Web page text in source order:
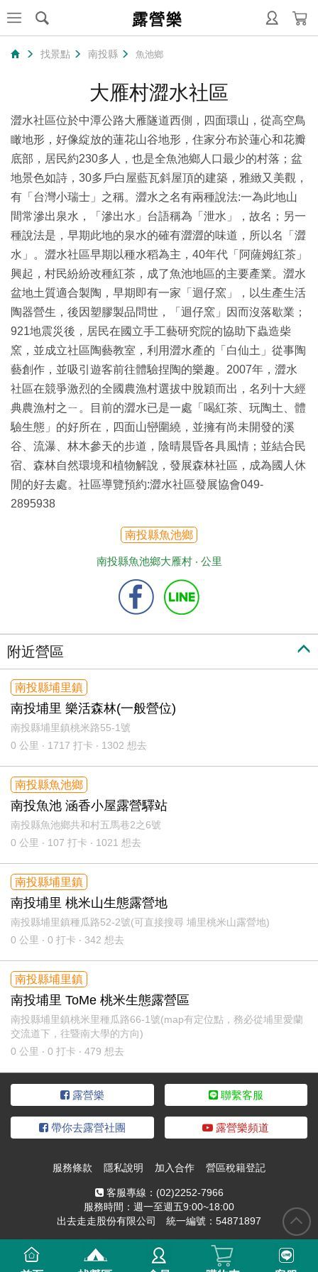
露營樂
找景點 南投縣 魚池鄉
大雁村澀水社區
澀水社區位於中潭公路大雁隧道西側，四面環山，從高空鳥
瞰地形，好像綻放的蓮花山谷地形，住家分布於蓮心和花瓣
底部，居民約230多人，也是全魚池鄉人口最少的村落；盆
地景色如詩，30多戶白屋藍瓦斜屋頂的建築，雅緻又美觀，
有「台灣小瑞士」之稱。澀水之名有兩種說法:一為此地山
間常滲出泉水，「滲出水」台語稱為「泄水」，故名；另一
種說法是，早期此地的泉水的確有澀澀的味道，所以名「澀
水」。澀水社區早期以種水稻為主，40年代「阿薩姆紅茶」
興起，村民紛紛改種紅茶，成了魚池地區的主要產業。澀水
盆地土質適合製陶，早期即有一家「迴仔窯」，以生產生活
陶器營生，後因塑膠製品問世，「迴仔窯」因而沒落歇業；
921地震災後，居民在國立手工藝研究院的協助下蟲造柴
窯，並成立社區陶藝教室，利用澀水產的「白仙土」從事陶
藝創作，並吸引遊客前往體驗捏陶的樂趣。2007年，澀水
社區在競爭激烈的全國農漁村選拔中脫穎而出，名列十大經
典農漁村之ㄧ。目前的澀水已是一處「喝紅茶、玩陶土、體
驗生態」的好所在，四面山巒圍繞，並擁有尚未開發的溪
谷、流瀑、林木參天的步道，陰晴晨昏各具風情；並結合民
宿、森林自然環境和植物解說，發展森林社區，成為國人休
閒的好去處。社區導覽預約:澀水社區發展協會049-
2895938
南投縣魚池鄉
南投縣魚池鄉大雁村 ‧ 公里
附近營區
南投縣埔里鎮
南投埔里 樂活森林(一般營位)
南投縣埔里鎮桃米路55-1號
0 公里 ‧ 1717 打卡 ‧ 1302 想去
南投縣魚池鄉
南投魚池 涵香小屋露營驛站
南投縣魚池鄉共和村五馬巷2之6號
0 公里 ‧ 107 打卡 ‧ 1021 想去
南投縣埔里鎮
南投埔里 桃米山生態露營地
南投縣埔里鎮種瓜路52-2號(可直接搜尋 埔里桃米山露營地)
0 公里 ‧ 0 打卡 ‧ 342 想去
南投縣埔里鎮
南投埔里 ToMe 桃米生態露營區
南投縣埔里鎮桃米里種瓜路66-1號(map有定位點，務必從埔里愛蘭
交流道下，往暨南大學的方向)
0 公里 ‧ 0 打卡 ‧ 479 想去
露營樂 聯繫客服
帶你去露營社團 露營樂頻道
服務條款 隱私說明 加入合作 營區稅籍登記
客服專線： (02)2252-7966
服務時間：週一至週五9:00~18:00
出去走走股份有限公司 統一編號：54871897